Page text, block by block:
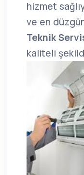
hizmet
ve en
Teknik
kaliteli